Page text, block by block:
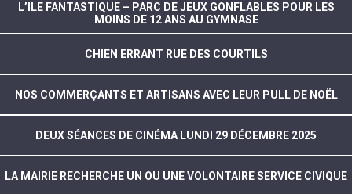
L’ILE FANTASTIQUE – PARC DE JEUX GONFLABLES POUR LES
MOINS DE 12 ANS AU GYMNASE
CHIEN ERRANT RUE DES COURTILS
NOS COMMERÇANTS ET ARTISANS AVEC LEUR PULL DE NOËL
DEUX SÉANCES DE CINÉMA LUNDI 29 DÉCEMBRE 2025
LA MAIRIE RECHERCHE UN OU UNE VOLONTAIRE SERVICE CIVIQUE